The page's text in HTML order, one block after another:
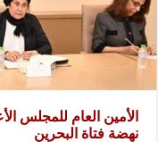
الأمين العام للمجلس
نهضة فتاة البحرين